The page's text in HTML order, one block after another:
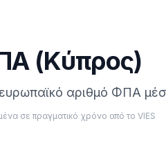
(Κύπρος)
αριθμό ΦΠΑ
σε πραγματικό χρόνο από το VIES